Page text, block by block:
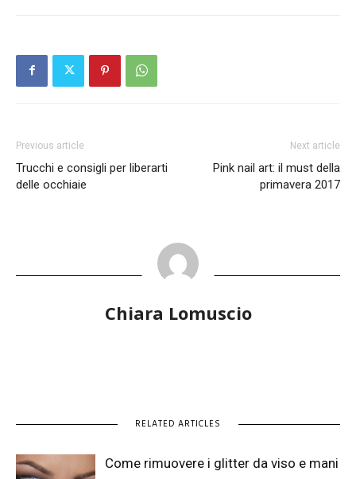
Previous article
Trucchi e consigli per liberarti
delle occhiaie
Next article
Pink nail art: il must della
primavera 2017
Chiara Lomuscio
RELATED ARTICLES
Come rimuovere i glitter da viso e mani